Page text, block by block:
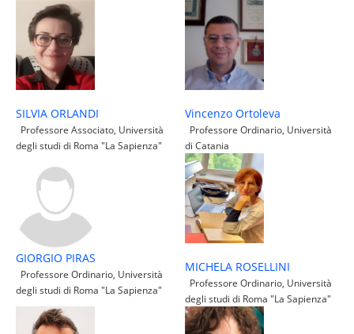
SILVIA ORLANDI
Professore Associato, Università
degli studi di Roma "La Sapienza"
Vincenzo Ortoleva
Professore Ordinario, Università
di Catania
GIORGIO PIRAS
Professore Ordinario, Università
degli studi di Roma "La Sapienza"
MICHELA ROSELLINI
Professore Ordinario, Università
degli studi di Roma "La Sapienza"